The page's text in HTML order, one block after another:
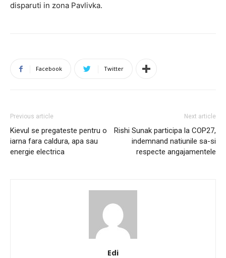
disparuti in zona Pavlivka.
Facebook Twitter
Previous article
Kievul se pregateste pentru o
iarna fara caldura, apa sau
energie electrica
Next article
Rishi Sunak participa la COP27,
indemnand natiunile sa-si
respecte angajamentele
Edi